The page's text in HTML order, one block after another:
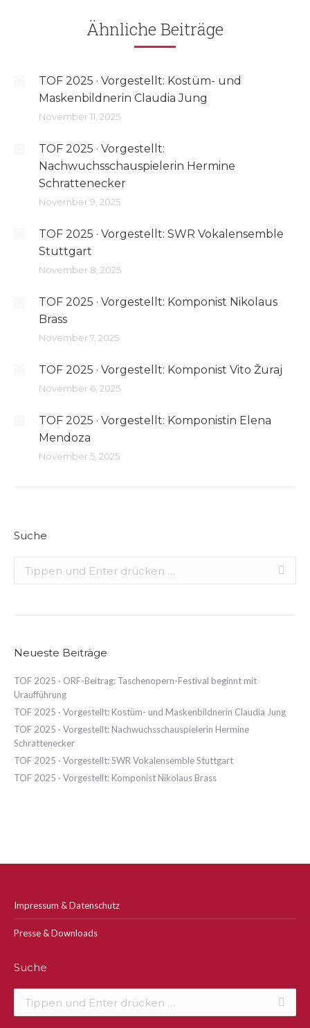
Ähnliche Beiträge
TOF 2025 · Vorgestellt: Kostüm- und
Maskenbildnerin Claudia Jung
November 11, 2025
TOF 2025 · Vorgestellt:
Nachwuchsschauspielerin Hermine
Schrattenecker
November 9, 2025
TOF 2025 · Vorgestellt: SWR Vokalensemble
Stuttgart
November 8, 2025
TOF 2025 · Vorgestellt: Komponist Nikolaus
Brass
November 7, 2025
TOF 2025 · Vorgestellt: Komponist Vito Žuraj
November 6, 2025
TOF 2025 · Vorgestellt: Komponistin Elena
Mendoza
November 5, 2025
Suche
Neueste Beiträge
TOF 2025 · ORF-Beitrag: Taschenopern-Festival beginnt mit
Uraufführung
TOF 2025 · Vorgestellt: Kostüm- und Maskenbildnerin Claudia Jung
TOF 2025 · Vorgestellt: Nachwuchsschauspielerin Hermine
Schrattenecker
TOF 2025 · Vorgestellt: SWR Vokalensemble Stuttgart
TOF 2025 · Vorgestellt: Komponist Nikolaus Brass
Impressum & Datenschutz
Presse & Downloads
Suche